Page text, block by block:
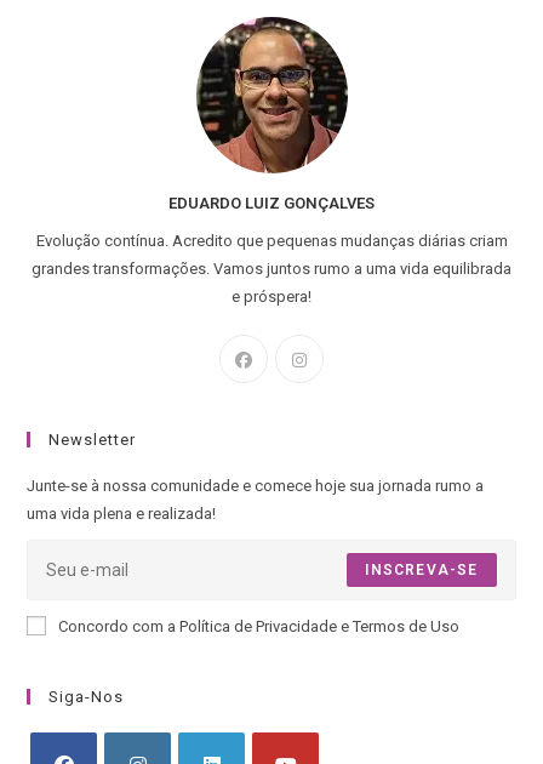
EDUARDO LUIZ GONÇALVES
Evolução contínua. Acredito que pequenas mudanças diárias criam
grandes transformações. Vamos juntos rumo a uma vida equilibrada
e próspera!
Newsletter
Junte-se à nossa comunidade e comece hoje sua jornada rumo a
uma vida plena e realizada!
INSCREVA-SE
Concordo com a Política de Privacidade e Termos de Uso
Siga-Nos